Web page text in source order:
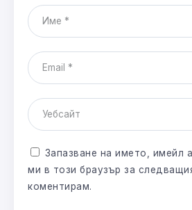
Запазване на името, имейл
ми в този браузър за
коментирам.